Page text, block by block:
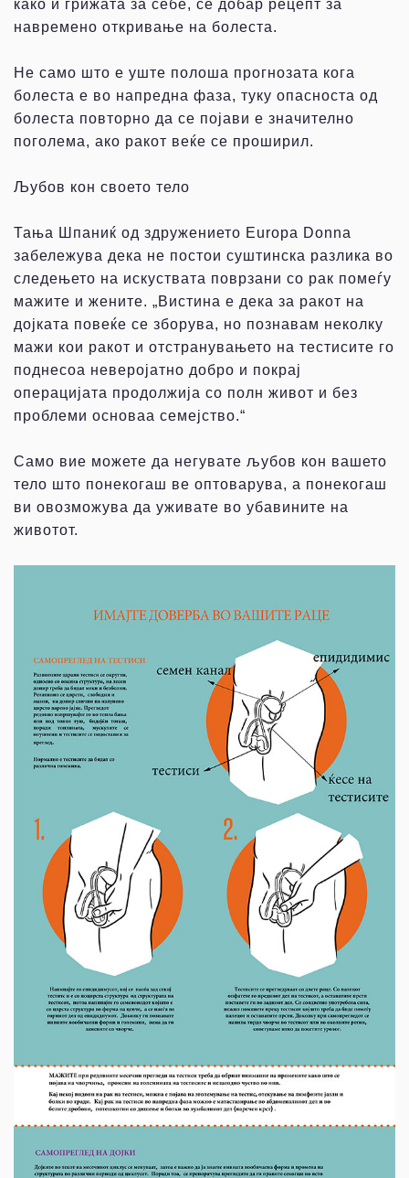
како и грижата за себе, се добар рецепт за
навремено откривање на болеста.
Не само што е уште полоша прогнозата кога
болеста е во напредна фаза, туку опасноста од
болеста повторно да се појави е значително
поголема, ако ракот веќе се проширил.
Љубов кон своето тело
Тања Шпаниќ од здружението Europa Donna
забележува дека не постои суштинска разлика во
следењето на искуствата поврзани со рак помеѓу
мажите и жените. „Вистина е дека за ракот на
дојката повеќе се зборува, но познавам неколку
мажи кои ракот и отстранувањето на тестисите го
поднесоа неверојатно добро и покрај
операцијата продолжија со полн живот и без
проблеми основаа семејство.“
Само вие можете да негувате љубов кон вашето
тело што понекогаш ве оптоварува, а понекогаш
ви овозможува да уживате во убавините на
животот.